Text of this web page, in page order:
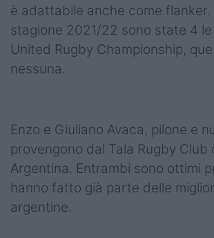
è adattabile anche come flanker.
stagione 2021/22 sono state 4 le
United Rugby Championship,
nessuna.
Enzo e Giuliano Avaca, pilone e
provengono dal Tala Rugby Club
Argentina. Entrambi sono ottimi
hanno fatto già parte delle
argentine.